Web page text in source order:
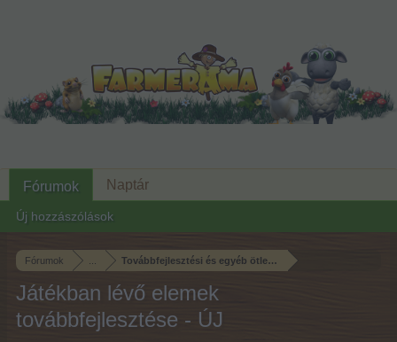
Fórumok Továbbfejlesztési és egyéb ötletek
Játékban lévő elemek
továbbfejlesztése - ÚJ
Fórumok
Új hozzászólások
Naptár